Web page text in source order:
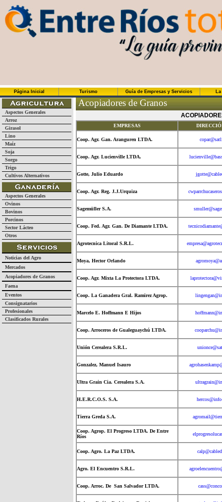
Página Inicial Turismo Guía de Empresas y Servicios
Aspectos Generales
Arroz
Girasol
Lino
Maíz
Soja
Sorgo
Trigo
Cultivos Alternativos
Aspectos Generales
Ovinos
Bovinos
Porcinos
Sector Lácteo
Otros
Noticias del Agro
Mercados
Acopiadores de Granos
Faena
Eventos
Consignatarios
Profesionales
Clasificados Rurales
Acopiadores de Granos
EMPRESAS
Coop. Agr. Gan. Aranguren LTDA.
Coop. Agr. Lucienville LTDA.
Gotte, Julio Eduardo
Coop. Agr. Reg. J.J.Urquiza
Sagemüller S.A.
Coop. Fed. Agr. Gan. De Diamante LTDA.
Agrotecnica Litoral S.R.L.
Moya, Hector Orlando
Coop. Agr. Mixta La Protectora LTDA.
Coop. La Ganadera Gral. Ramirez Agrop.
Marcelo E. Hoffmann E Hijos
Coop. Arroceros de Gualeguaychú LTDA.
Unión Cerealera S.R.L.
Gonzalez, Manuel Isauro
Ultra Grain Cia. Cerealera S.A.
H.E.R.C.O.S. S.A.
Tierra Greda S.A.
Coop. Agrop. El Progreso LTDA. De Entre
Ríos
Coop. Agro. La Paz LTDA.
Agro. El Encuentro S.R.L.
Coop. Arroc. De San Salvador LTDA.